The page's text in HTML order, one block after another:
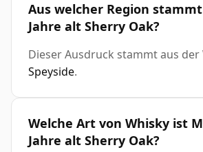
Aus welcher Region
Jahre alt Sherry Oak?
Dieser Ausdruck stammt aus der
Speyside.
Welche Art von Whisky ist
Jahre alt Sherry Oak?